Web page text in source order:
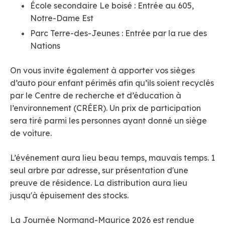
École secondaire Le boisé : Entrée au 605,
Notre-Dame Est
Parc Terre-des-Jeunes : Entrée par la rue des
Nations
On vous invite également à apporter vos sièges
d’auto pour enfant périmés afin qu’ils soient recyclés
par le Centre de recherche et d’éducation à
l’environnement (CRÉER). Un prix de participation
sera tiré parmi les personnes ayant donné un siège
de voiture.
L’événement aura lieu beau temps, mauvais temps. 1
seul arbre par adresse, sur présentation d'une
preuve de résidence. La distribution aura lieu
jusqu'à épuisement des stocks.
La Journée Normand-Maurice 2026 est rendue